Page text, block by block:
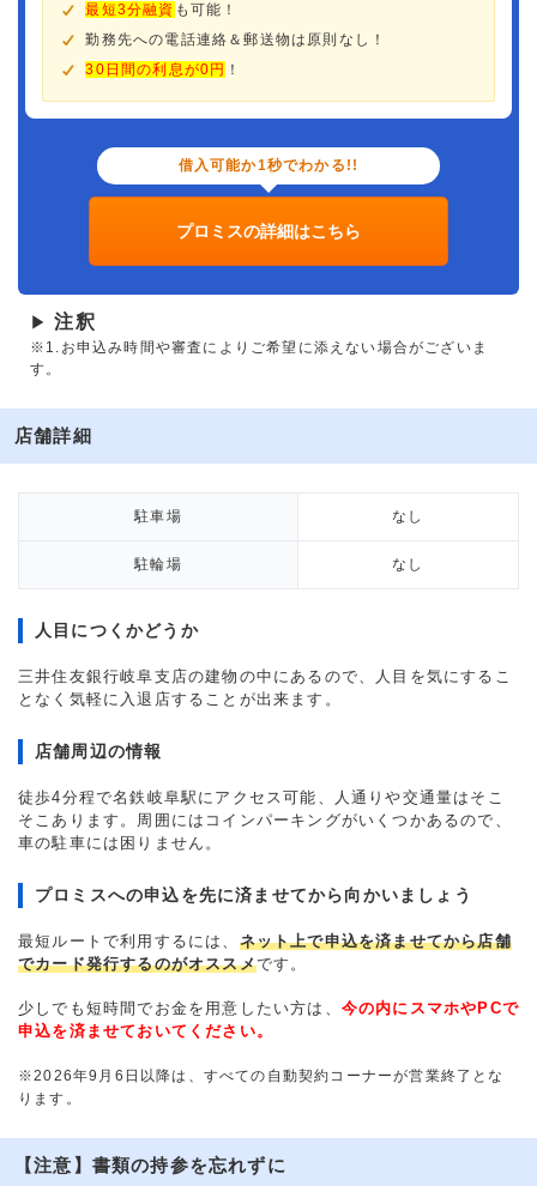
最短3分融資 も可能！
勤務先への電話連絡＆郵送物は原則なし！
30日間の利息が0円 ！
借入可能か1秒でわかる!!
プロミスの詳細はこちら
▶ 注釈
※1.お申込み時間や審査によりご希望に添えない場合がございま
す。
店舗詳細
駐車場 なし
駐輪場 なし
人目につくかどうか
三井住友銀行岐阜支店の建物の中にあるので、人目を気にするこ
となく気軽に入退店することが出来ます。
店舗周辺の情報
徒歩4分程で名鉄岐阜駅にアクセス可能、人通りや交通量はそこ
そこあります。周囲にはコインパーキングがいくつかあるので、
車の駐車には困りません。
プロミスへの申込を先に済ませてから向かいましょう
最短ルートで利用するには、 ネット上で申込を済ませてから店舗
でカード発行するのがオススメです。
少しでも短時間でお金を用意したい方は、 今の内にスマホやPCで
申込を済ませておいてください。
※2026年9月6日以降は、すべての自動契約コーナーが営業終了とな
ります。
【注意】書類の持参を忘れずに